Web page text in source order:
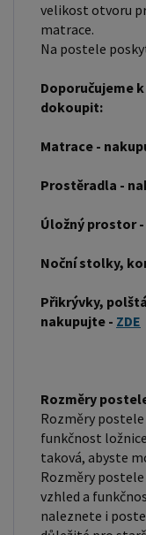
hnědého nebo
materiál je
například pro
Výrobky z masivu
přírodní vzhled a trvanlivost. Typ
základních
postele může
vkládá rošt.
být vyrobena z
latexu nebo pružin. Matrace: Velikost matrace by
měla odpovídat
dělí podle
matrace,
antibakteriální
měkké, středně
tvrdé (H4).
který ovlivňuje
poskytuje. Při
velikost otvoru
matrace.
Na postele
Doporučujeme
dokoupit:
Matrace -
Prostěradla -
Úložný prostor
Noční stolky,
Přikrývky,
nakupujte - ZDE
Rozměry
Rozměry
funkčnost
taková, abyste
Rozměry
vzhled a
naleznete i